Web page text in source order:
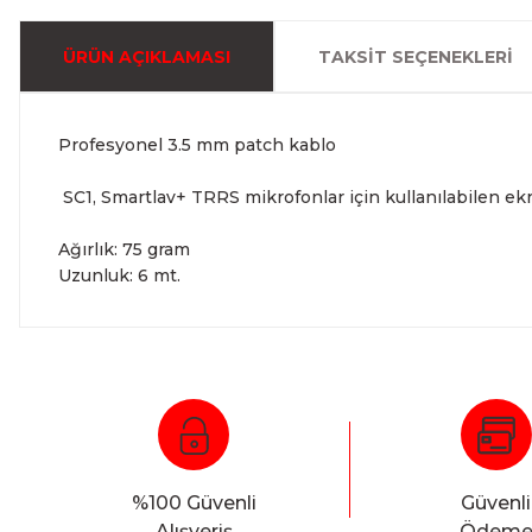
ÜRÜN AÇIKLAMASI TAKSIT SEÇENEKLERI
Profesyonel 3.5 mm patch kablo
SC1, Smartlav+ TRRS mikrofonlar için kullanılabilen
Ağırlık: 75 gram
Uzunluk: 6 mt.
%100 Güvenli
Güvenli